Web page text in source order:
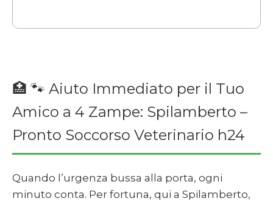
🏥 🐾 Aiuto Immediato per il Tuo
Amico a 4 Zampe: Spilamberto –
Pronto Soccorso Veterinario h24
Quando l’urgenza bussa alla porta, ogni
minuto conta. Per fortuna, qui a Spilamberto,